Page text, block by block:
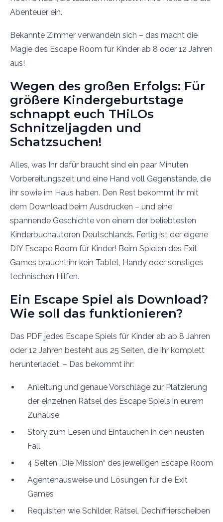
Abenteuer ein.
Bekannte Zimmer verwandeln sich – das macht die
Magie des Escape Room für Kinder ab 8 oder 12 Jahren
aus!
Wegen des großen Erfolgs: Für
größere Kindergeburtstage
schnappt euch THiLOs
Schnitzeljagden und
Schatzsuchen!
Alles, was Ihr dafür braucht sind ein paar Minuten
Vorbereitungszeit und eine Hand voll Gegenstände, die
ihr sowie im Haus haben. Den Rest bekommt ihr mit
dem Download beim Ausdrucken – und eine
spannende Geschichte von einem der beliebtesten
Kinderbuchautoren Deutschlands. Fertig ist der eigene
DIY Escape Room für Kinder! Beim Spielen des Exit
Games braucht ihr kein Tablet, Handy oder sonstiges
technischen Hilfen.
Ein Escape Spiel als Download?
Wie soll das funktionieren?
Das PDF jedes Escape Spiels für Kinder ab ab 8 Jahren
oder 12 Jahren besteht aus 25 Seiten, die ihr komplett
herunterladet. – Das bekommt ihr:
Anleitung und genaue Vorschläge zur Platzierung
der einzelnen Rätsel des Escape Spiels in eurem
Zuhause
Story zum Lesen und Eintauchen in den neusten
Fall
4 Seiten „Die Mission“ des jeweiligen Escape Room
Agentenausweise und Lösungen für die Exit
Games
Requisiten wie Schilder, Rätsel, Dechiffrierscheiben